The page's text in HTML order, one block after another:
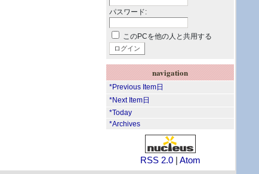
パスワード:
このPCを他の人と共用する
navigation
*Previous Item日
*Next Item日
*Today
*Archives
RSS 2.0| Atom